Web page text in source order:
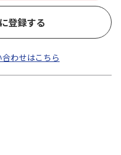
登録する
わせはこちら